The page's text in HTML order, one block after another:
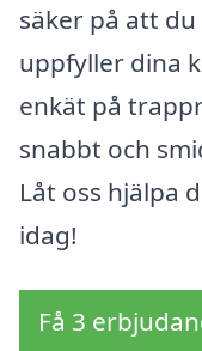
säker på att
uppfyller dina
enkät på
snabbt och
Låt oss hjälpa
idag!
Få 3